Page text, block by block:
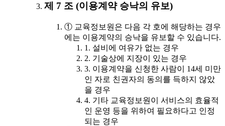
제 7 조 (이용계약 승낙의 유보)
① 교육정보원은 다음 각 호에 해당하는 경우
에는 이용계약의 승낙을 유보할 수 있습니다.
1. 설비에 여유가 없는 경우
2. 기술상에 지장이 있는 경우
3. 이용계약을 신청한 사람이 14세 미만
인 자로 친권자의 동의를 득하지 않았
을 경우
4. 기타 교육정보원이 서비스의 효율적
인 운영 등을 위하여 필요하다고 인정
되는 경우